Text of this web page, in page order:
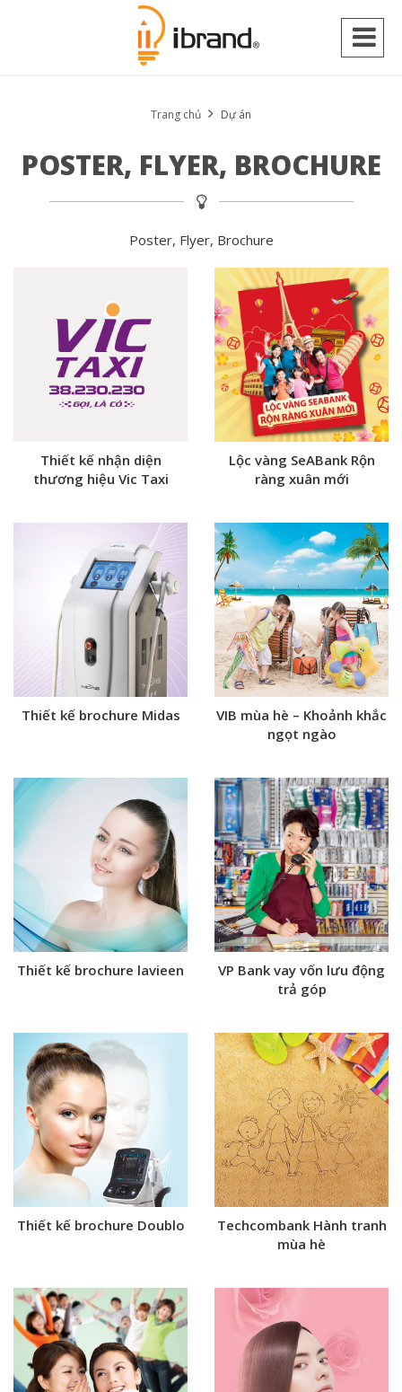
Trang chủ Dự án
POSTER, FLYER, BROCHURE
Poster, Flyer, Brochure
Thiết kế nhận diện
thương hiệu Vic Taxi
Lộc vàng SeABank Rộn
ràng xuân mới
Thiết kế brochure Midas
VIB mùa hè – Khoảnh khắc
ngọt ngào
Thiết kế brochure lavieen
VP Bank vay vốn lưu động
trả góp
Thiết kế brochure Doublo
Techcombank Hành tranh
mùa hè